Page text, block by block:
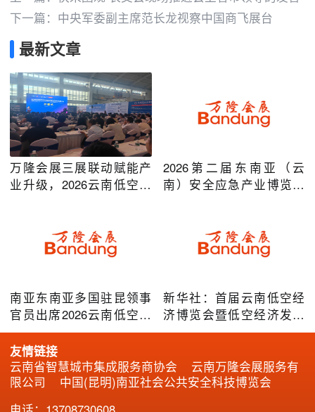
下一篇： 中央军委副主席范长龙视察中国商飞展台
最新文章
万隆会展三展联动赋能产
业升级，2026云南低空经
2026第二届东南亚（云
南）安全应急产业博览会
南亚东南亚多国驻昆领事
官员出席2026云南低空经
济博览会，共谋跨境无人
机产业合作
新华社：首届云南低空经
济博览会暨低空经济发展
大会成效凸显
友情链接
云南省智慧城市集成服务商协会
云南万隆会展服务有
限公司
中国(昆明)南亚社会公共安全科技博览会